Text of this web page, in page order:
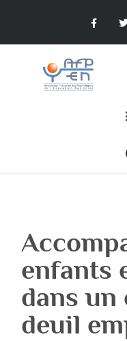
enfants
dans un
deuil